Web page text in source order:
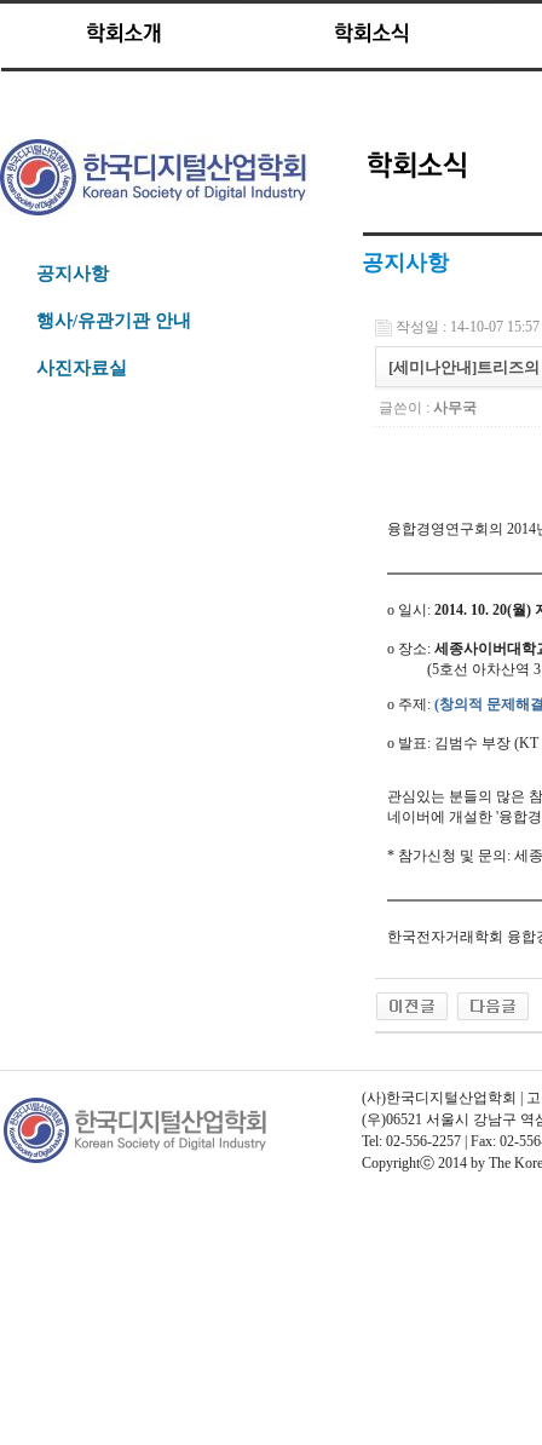
공지사항
행사/유관기관 안내
사진자료실
공지사항
작성일 : 14-10-07 15:57
[세미나안내]트리즈
글쓴이 : 사무국
융합경영연구회의
o 일시: 2014. 10. 20(월)
o 장소: 세종사이버대학
(5호선 아차산역 3번
o 주제: (창의적 문제해
o 발표: 김범수 부장
관심있는 분들의 많은
네이버에 개설한 '융합
* 참가신청 및 문의: 세
한국전자거래학회 융합
(사)한국디지털산업학회 |
(우)06521 서울시 강남구
Tel: 02-556-2257 | Fax: 02-
Copyrightⓒ 2014 by The